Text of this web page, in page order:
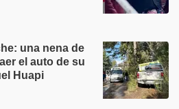
una nena de
el auto de su
Huapi